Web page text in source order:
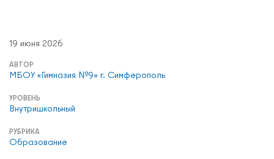
19 июня 2026
АВТОР
МБОУ «Гимназия №9» г. Симферополь
УРОВЕНЬ
Внутришкольный
РУБРИКА
Образование